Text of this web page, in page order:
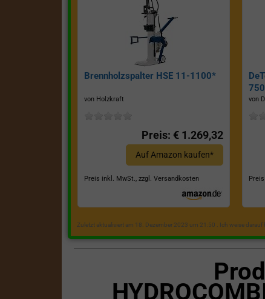
Brennholzspalter HSE 11-1100*
von Holzkraft
Preis: € 1.269,32
Auf Amazon kaufen*
Preis inkl. MwSt., zzgl. Versandkosten
von
Zuletzt aktualisiert am 18. Dezember 2023 um 21:50 . Ich weise